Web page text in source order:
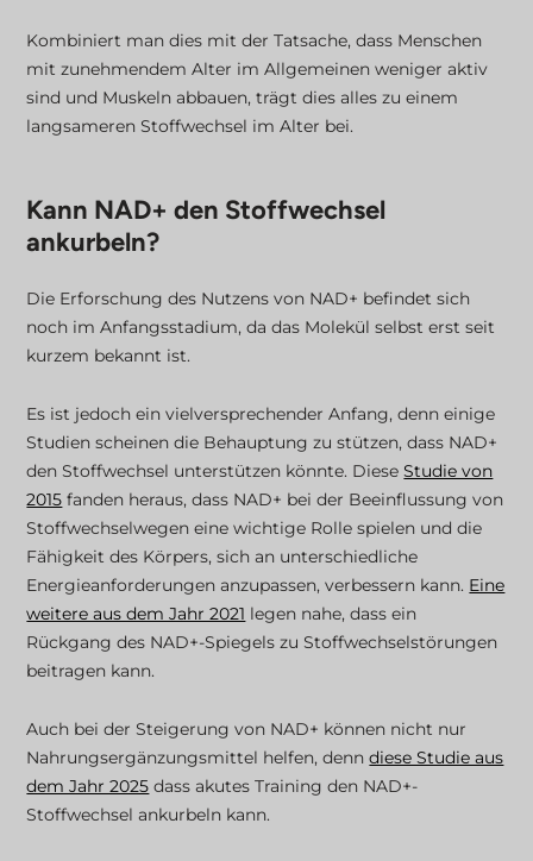
Kombiniert man dies mit der Tatsache, dass Menschen
mit zunehmendem Alter im Allgemeinen weniger aktiv
sind und Muskeln abbauen, trägt dies alles zu einem
langsameren Stoffwechsel im Alter bei.
Kann NAD+ den Stoffwechsel
ankurbeln?
Die Erforschung des Nutzens von NAD+ befindet sich
noch im Anfangsstadium, da das Molekül selbst erst seit
kurzem bekannt ist.
Es ist jedoch ein vielversprechender Anfang, denn einige
Studien scheinen die Behauptung zu stützen, dass NAD+
den Stoffwechsel unterstützen könnte. DieseStudie von
2015 fanden heraus, dass NAD+ bei der Beeinflussung von
Stoffwechselwegen eine wichtige Rolle spielen und die
Fähigkeit des Körpers, sich an unterschiedliche
Energieanforderungen anzupassen, verbessern kann. Eine
weitere aus dem Jahr 2021 legen nahe, dass ein
Rückgang des NAD+-Spiegels zu Stoffwechselstörungen
beitragen kann.
Auch bei der Steigerung von NAD+ können nicht nur
Nahrungsergänzungsmittel helfen, denndiese Studie aus
dem Jahr 2025 dass akutes Training den NAD+-
Stoffwechsel ankurbeln kann.